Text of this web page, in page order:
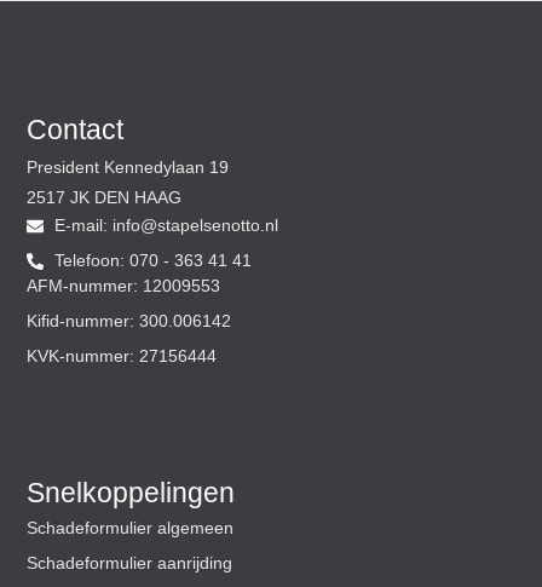
Contact
President Kennedylaan 19
2517 JK DEN HAAG
E-mail:
ln.ottoneslepats
@ofni
Telefoon: 070 - 363 41 41
AFM-nummer: 12009553
Kifid-nummer: 300.006142
KVK-nummer: 27156444
Snelkoppelingen
Schadeformulier algemeen
Schadeformulier aanrijding